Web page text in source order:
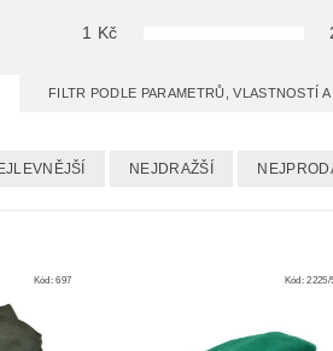
1 Kč
FILTR PODLE PARAMETRŮ, VLASTNOSTÍ A
NEJDRAŽŠÍ
Kód:697 Kód:2225/